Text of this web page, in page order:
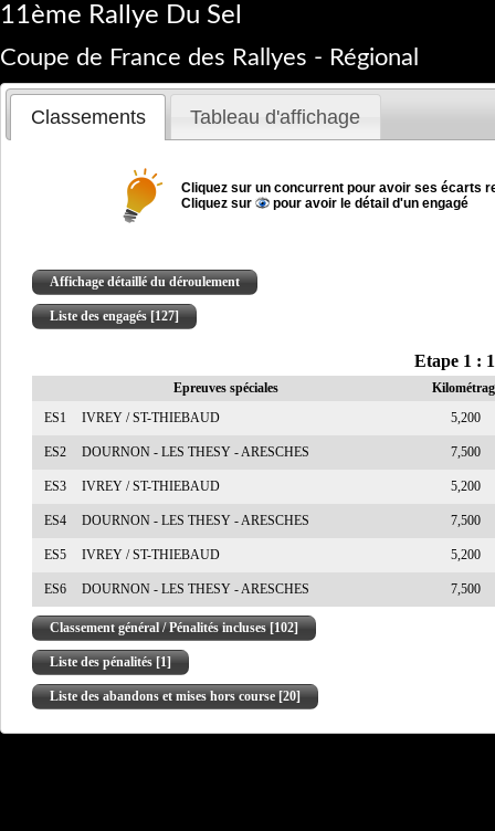
11ème Rallye Du Sel
Coupe de France des Rallyes - Régional
Classements Tableau d'affichage
Cliquez sur un concurrent pour avoir ses écarts
Cliquez sur
pour avoir le détail d'un engagé
Affichage détaillé du déroulement
Liste des engagés [127]
Etape 1 :
Epreuves spéciales
ES1
IVREY / ST-THIEBAUD 5,200
ES2 DOURNON - LES THESY - ARESCHES 7,500
ES3 IVREY / ST-THIEBAUD 5,200
ES4 DOURNON - LES THESY - ARESCHES 7,500
ES5 IVREY / ST-THIEBAUD 5,200
ES6 DOURNON - LES THESY - ARESCHES 7,500
Classement général / Pénalités incluses [102]
Liste des pénalités [1]
Liste des abandons et mises hors course [20]